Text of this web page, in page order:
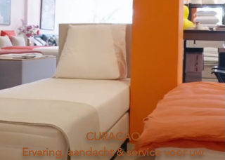
CURACAO
Ervaring, aandacht & service voor uw